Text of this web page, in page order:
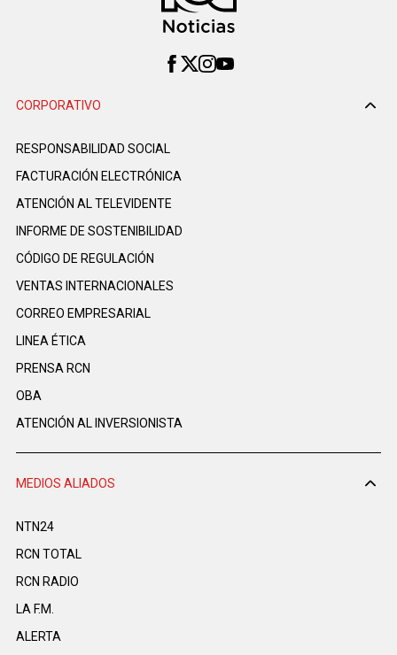
CORPORATIVO
RESPONSABILIDAD SOCIAL
FACTURACIÓN ELECTRÓNICA
ATENCIÓN AL TELEVIDENTE
INFORME DE SOSTENIBILIDAD
CÓDIGO DE REGULACIÓN
VENTAS INTERNACIONALES
CORREO EMPRESARIAL
LINEA ÉTICA
PRENSA RCN
OBA
ATENCIÓN AL INVERSIONISTA
MEDIOS ALIADOS
NTN24
RCN TOTAL
RCN RADIO
LA F.M.
ALERTA